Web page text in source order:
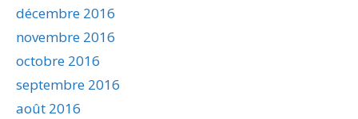
décembre 2016
novembre 2016
octobre 2016
septembre 2016
août 2016